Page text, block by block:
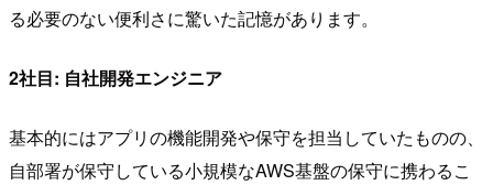
る必要のない便利さに驚いた記憶があります。
2社目: 自社開発エンジニア
基本的にはアプリの機能開発や保守を担当していたものの、
自部署が保守している小規模なAWS基盤の保守に携わるこ